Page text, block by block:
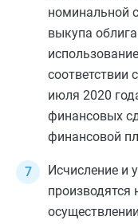
номинальной
выкупа
соответствии
июля 2020
финансовых
финансовой
Исчисление и
производятся